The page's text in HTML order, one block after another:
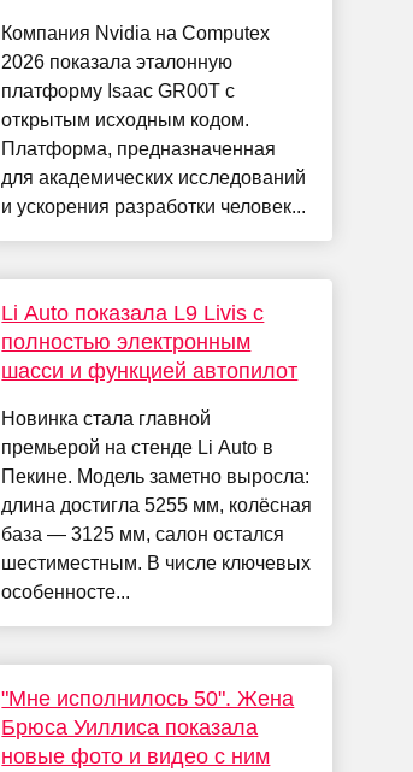
Компания Nvidia на Computex
2026 показала эталонную
платформу Isaac GR00T с
открытым исходным кодом.
Платформа, предназначенная
для академических исследований
и ускорения разработки человек...
Li Auto показала L9 Livis с
полностью электронным
шасси и функцией автопилот
Новинка стала главной
премьерой на стенде Li Auto в
Пекине. Модель заметно выросла:
длина достигла 5255 мм, колёсная
база — 3125 мм, салон остался
шестиместным. В числе ключевых
особенносте...
"Мне исполнилось 50". Жена
Брюса Уиллиса показала
новые фото и видео с ним